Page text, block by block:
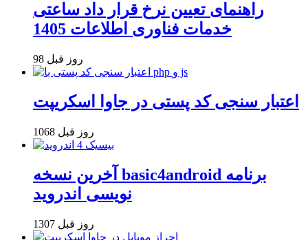
راهنمای تعیین نرخ قرار داد ساعتی
خدمات فناوری اطلاعات 1405
98 روز قبل
اعتبار سنجی کد پستی در جاوا اسکریپت
1068 روز قبل
آخرین نسخه basic4android برنامه
نویسی اندروید
1307 روز قبل